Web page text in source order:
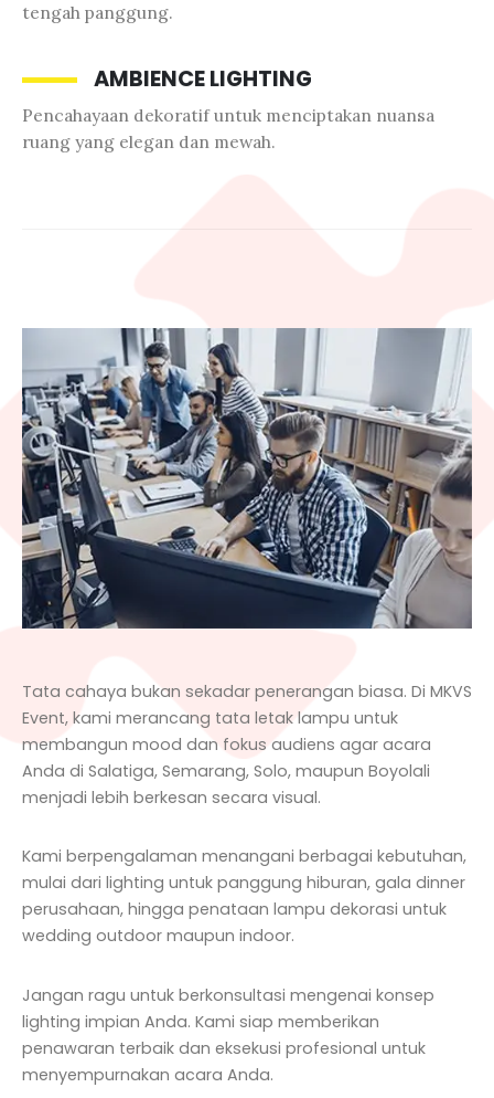
tengah panggung.
AMBIENCE LIGHTING
Pencahayaan dekoratif untuk menciptakan nuansa
ruang yang elegan dan mewah.
Tata cahaya bukan sekadar penerangan biasa. Di MKVS
Event, kami merancang tata letak lampu untuk
membangun mood dan fokus audiens agar acara
Anda di Salatiga, Semarang, Solo, maupun Boyolali
menjadi lebih berkesan secara visual.
Kami berpengalaman menangani berbagai kebutuhan,
mulai dari lighting untuk panggung hiburan, gala dinner
perusahaan, hingga penataan lampu dekorasi untuk
wedding outdoor maupun indoor.
Jangan ragu untuk berkonsultasi mengenai konsep
lighting impian Anda. Kami siap memberikan
penawaran terbaik dan eksekusi profesional untuk
menyempurnakan acara Anda.